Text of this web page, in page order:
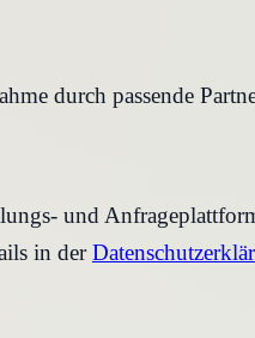
durch passende
und
in der